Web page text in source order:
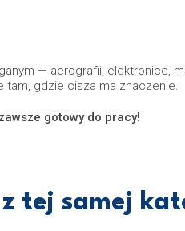
— aerografii, elektronice,
gdzie cisza ma znaczenie.
gotowy do pracy!
tej samej